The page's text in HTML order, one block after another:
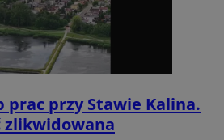
prac przy Stawie Kalina.
zlikwidowana